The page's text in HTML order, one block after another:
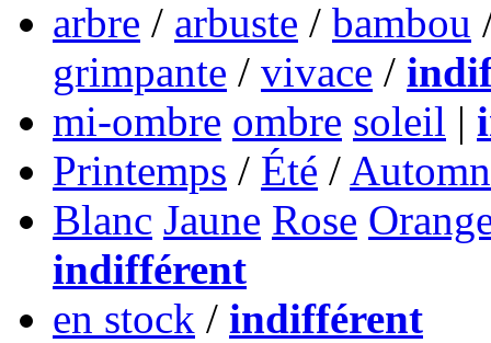
arbre / arbuste / bambou
grimpante / vivace /
mi-ombre ombre soleil |
Printemps / Été /
Blanc Jaune Rose
indifférent
en stock / indifférent